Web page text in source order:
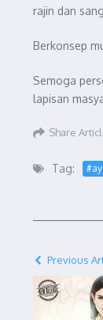
rajin dan
Berkonsep
Semoga
lapisan
Share
Tag:
Previous